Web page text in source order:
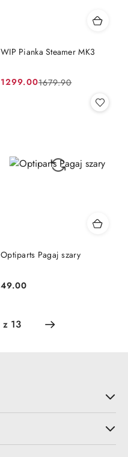
WIP Pianka Steamer MK3
Cena
1299.00
Cena
1679.90
Optiparts Pagaj szary
Cena:
49.00